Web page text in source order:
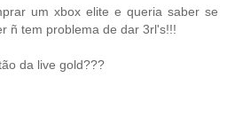
um xbox elite e queria saber se
ñ tem problema de dar 3rl's!!!
da live gold???